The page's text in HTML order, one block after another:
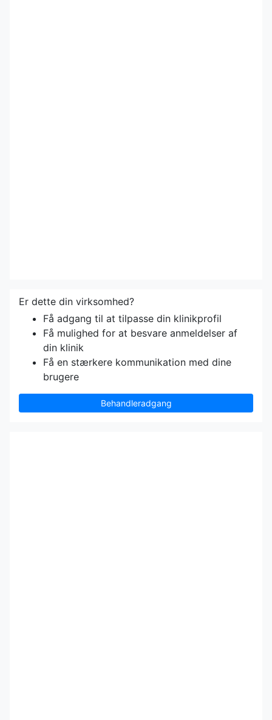
Er dette din virksomhed?
Få adgang til at tilpasse din klinikprofil
Få mulighed for at besvare anmeldelser af
din klinik
Få en stærkere kommunikation med dine
brugere
Behandleradgang